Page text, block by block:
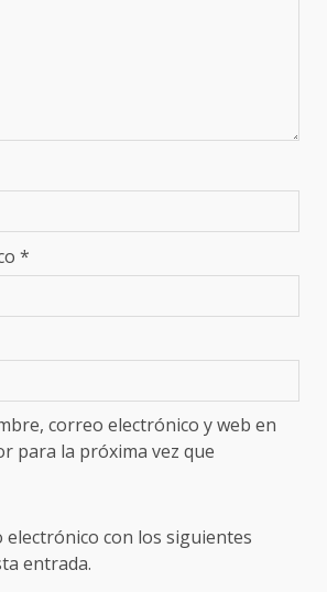
*
correo electrónico y web en
para la próxima vez que
electrónico con los siguientes
entrada.